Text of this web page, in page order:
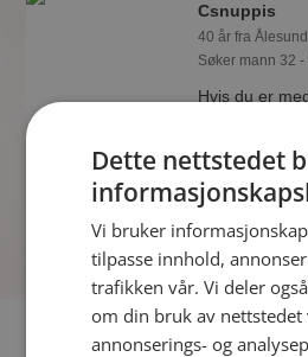
Csnuppis
40 år fra
Søker mann 32 -
Hvis du er
dere sammen
Fler single
Dette nettstedet
Vi bruker
tilpasse innhold,
trafikken vår. Vi deler
om din bruk av
annonserings- og